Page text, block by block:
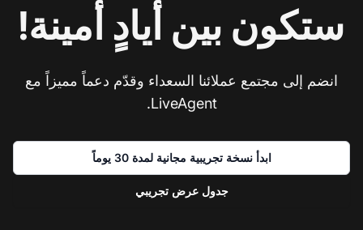
ستكون بين أيادٍ أمينة!
انضم إلى مجتمع عملائنا السعداء وقدّم دعماً مميزاً مع
LiveAgent.
ابدأ نسخة تجريبية مجانية لمدة 30 يوماً
جدول عرض تجريبي